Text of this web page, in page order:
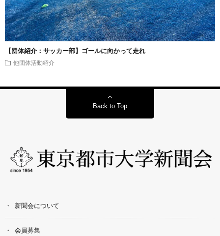
【団体紹介：サッカー部】ゴールに向かって走れ
他団体活動紹介
Back to Top
新聞会について
会員募集